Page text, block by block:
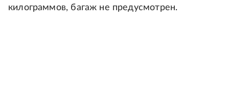
килограммов, багаж не предусмотрен.